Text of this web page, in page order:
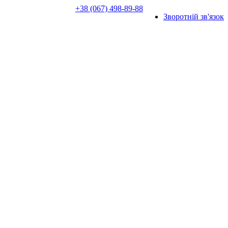
+38 (067) 498-89-88
Зворотній зв'язок